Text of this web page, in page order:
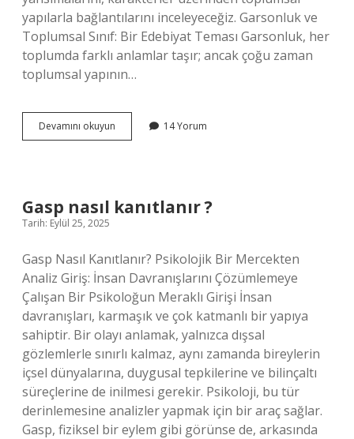
yapılarla bağlantılarını inceleyeceğiz. Garsonluk ve
Toplumsal Sınıf: Bir Edebiyat Teması Garsonluk, her
toplumda farklı anlamlar taşır; ancak çoğu zaman
toplumsal yapının…
Devamını okuyun
garson
?
14 Yorum
Gasp nasıl kanıtlanır ?
Tarih: Eylül 25, 2025
Gasp Nasıl Kanıtlanır? Psikolojik Bir Mercekten
Analiz Giriş: İnsan Davranışlarını Çözümlemeye
Çalışan Bir Psikoloğun Meraklı Girişi İnsan
davranışları, karmaşık ve çok katmanlı bir yapıya
sahiptir. Bir olayı anlamak, yalnızca dışsal
gözlemlerle sınırlı kalmaz, aynı zamanda bireylerin
içsel dünyalarına, duygusal tepkilerine ve bilinçaltı
süreçlerine de inilmesi gerekir. Psikoloji, bu tür
derinlemesine analizler yapmak için bir araç sağlar.
Gasp, fiziksel bir eylem gibi görünse de, arkasında